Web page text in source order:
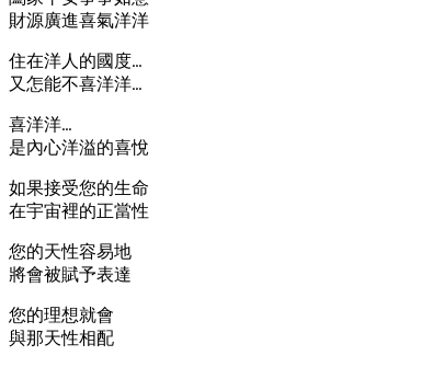
財源廣進喜氣洋洋
住在洋人的國度…
又怎能不喜洋洋…
喜洋洋…
是內心洋溢的喜悅
如果接受您的生命
在宇宙裡的正當性
您的天性容易地
將會被賦予表達
您的理想就會
與那天性相配